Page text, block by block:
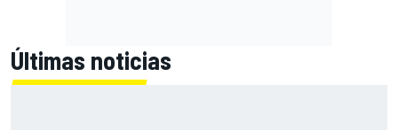
Últimas noticias